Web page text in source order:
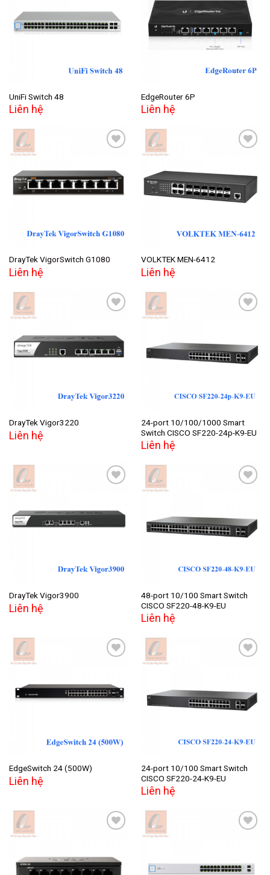
Add to
wishlist
UniFi Switch 48
Liên hệ
Add to
wishlist
EdgeRouter 6P
Liên hệ
Add to
wishlist
DrayTek VigorSwitch G1080
Liên hệ
Add to
wishlist
VOLKTEK MEN-6412
Liên hệ
Add to
wishlist
DrayTek Vigor3220
Liên hệ
wishlist
24-port 10/100/1000 Smart
Switch CISCO SF220-24p-K9-EU
Liên hệ
Add to
DrayTek Vigor3900
Liên hệ
wishlist
48-port 10/100 Smart Switch
CISCO SF220-48-K9-EU
Liên hệ
Add to
wishlist
EdgeSwitch 24 (500W)
Liên hệ
wishlist
24-port 10/100 Smart Switch
CISCO SF220-24-K9-EU
Liên hệ
Add to
wishlist
wishlist